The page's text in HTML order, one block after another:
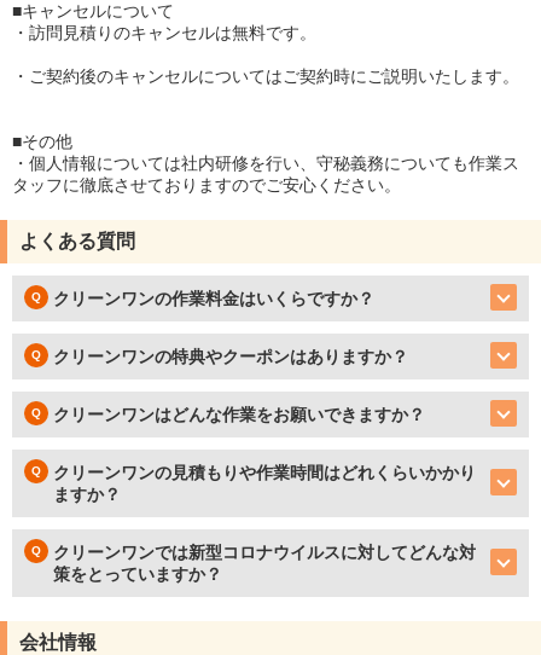
■キャンセルについて
・訪問見積りのキャンセルは無料です。
・ご契約後のキャンセルについてはご契約時にご説明いたします。
■その他
・個人情報については社内研修を行い、守秘義務についても作業ス
タッフに徹底させておりますのでご安心ください。
よくある質問
クリーンワンの作業料金はいくらですか？
クリーンワンの特典やクーポンはありますか？
クリーンワンはどんな作業をお願いできますか？
クリーンワンの見積もりや作業時間はどれくらいかかり
ますか？
クリーンワンでは新型コロナウイルスに対してどんな対
策をとっていますか？
会社情報